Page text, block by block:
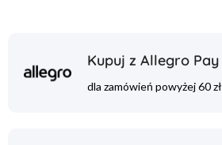
Kupuj z Allegro Pay
dla zamówień powyżej 60 zł